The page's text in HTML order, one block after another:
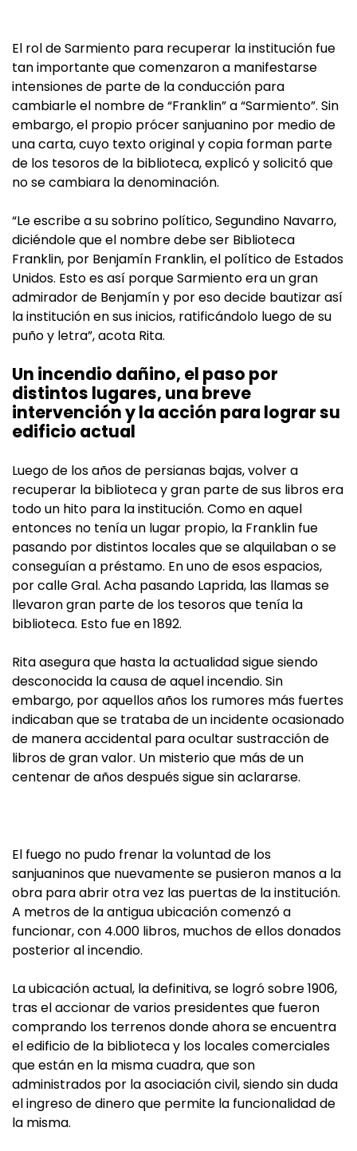
El rol de Sarmiento para recuperar la institución fue
tan importante que comenzaron a manifestarse
intensiones de parte de la conducción para
cambiarle el nombre de “Franklin” a “Sarmiento”. Sin
embargo, el propio prócer sanjuanino por medio de
una carta, cuyo texto original y copia forman parte
de los tesoros de la biblioteca, explicó y solicitó que
no se cambiara la denominación.
“Le escribe a su sobrino político, Segundino Navarro,
diciéndole que el nombre debe ser Biblioteca
Franklin, por Benjamín Franklin, el político de Estados
Unidos. Esto es así porque Sarmiento era un gran
admirador de Benjamín y por eso decide bautizar así
la institución en sus inicios, ratificándolo luego de su
puño y letra”, acota Rita.
Un incendio dañino, el paso por
distintos lugares, una breve
intervención y la acción para lograr su
edificio actual
Luego de los años de persianas bajas, volver a
recuperar la biblioteca y gran parte de sus libros era
todo un hito para la institución. Como en aquel
entonces no tenía un lugar propio, la Franklin fue
pasando por distintos locales que se alquilaban o se
conseguían a préstamo. En uno de esos espacios,
por calle Gral. Acha pasando Laprida, las llamas se
llevaron gran parte de los tesoros que tenía la
biblioteca. Esto fue en 1892.
Rita asegura que hasta la actualidad sigue siendo
desconocida la causa de aquel incendio. Sin
embargo, por aquellos años los rumores más fuertes
indicaban que se trataba de un incidente ocasionado
de manera accidental para ocultar sustracción de
libros de gran valor. Un misterio que más de un
centenar de años después sigue sin aclararse.
El fuego no pudo frenar la voluntad de los
sanjuaninos que nuevamente se pusieron manos a la
obra para abrir otra vez las puertas de la institución.
A metros de la antigua ubicación comenzó a
funcionar, con 4.000 libros, muchos de ellos donados
posterior al incendio.
La ubicación actual, la definitiva, se logró sobre 1906,
tras el accionar de varios presidentes que fueron
comprando los terrenos donde ahora se encuentra
el edificio de la biblioteca y los locales comerciales
que están en la misma cuadra, que son
administrados por la asociación civil, siendo sin duda
el ingreso de dinero que permite la funcionalidad de
la misma.